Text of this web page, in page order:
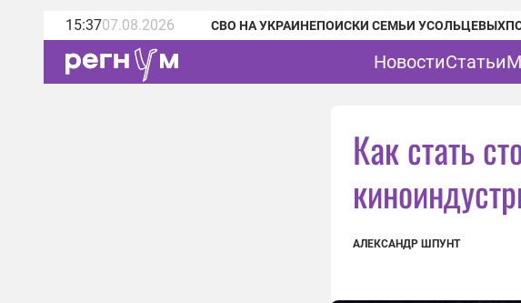
15:3707.08.2026 СВО НА УКРАИНЕПОИСКИ СЕМЬИ УСОЛЬЦЕВЫХ
НовостиСтатьи
Как стать
АЛЕКСАНДР ШПУНТ